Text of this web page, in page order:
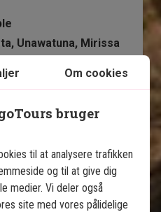
Unawatuna, Mirissa
kr. Læs mere
Om cookies
bruger
til at analysere trafikken
og til at give dig
medier. Vi deler også
site med vores pålidelige